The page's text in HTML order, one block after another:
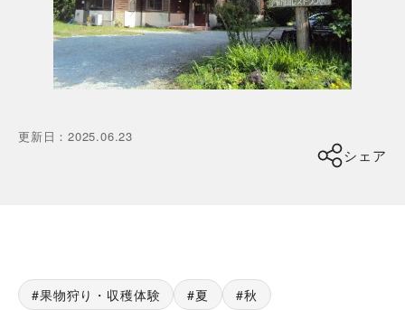
更新日 ：2025.06.23
シェア
果物狩り・収穫体験 夏 秋